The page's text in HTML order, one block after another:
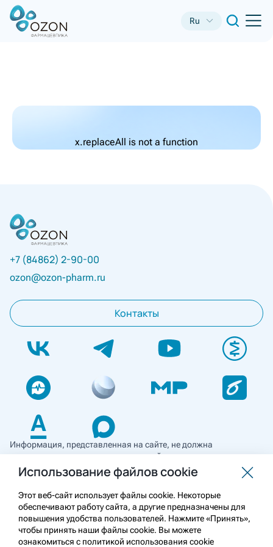
Ru
x.replaceAll is not a function
+7 (84862) 2-90-00
ozon@ozon-pharm.ru
Контакты
Информация, представленная на сайте, не должна
использоваться для самостоятельной диагностики и лечения
и не может служить заменой очной консультации врача. Перед
применением необходимо ознакомиться
с противопоказаниями препарата. Информация
о лекарственных средствах рецептурного отпуска
предназначена для медицинских и фармацевтических
работников.
Использование файлов cookie
Этот веб-сайт использует файлы cookie. Некоторые
обеспечивают работу сайта, а другие предназначены для
повышения удобства пользователей. Нажмите «Принять»,
чтобы принять наши файлы cookie. Вы можете
ознакомиться с политикой использования cookie